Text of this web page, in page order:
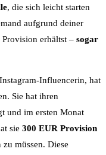
, die sich leicht starten
aufgrund deiner
erhältst – sogar
Influencerin, hat
Sie hat ihren
und im ersten Monat
sie 300 EUR Provision
müssen. Diese